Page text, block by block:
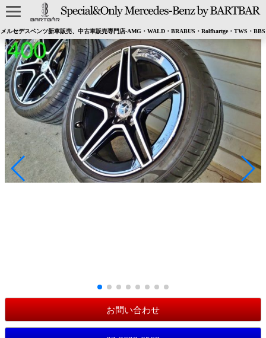
メルセデスベンツ新車販売、中古車販売専門店-AMG・WALD・BRABUS・Rolfhartge・TWS・BBS
お問い合わせ